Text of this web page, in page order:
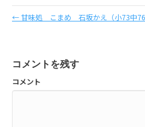
← 甘味処 こまめ 石坂かえ（小73中76
コメントを残す
コメント